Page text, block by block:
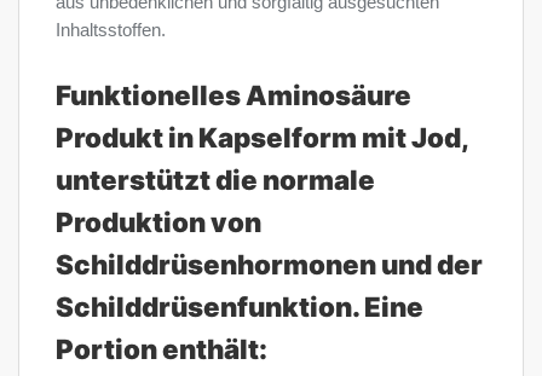
Inhaltsstoffen.
Funktionelles Aminosäure
Produkt in Kapselform mit Jod,
unterstützt die normale
Produktion von
Schilddrüsenhormonen und der
Schilddrüsenfunktion. Eine
Portion enthält: